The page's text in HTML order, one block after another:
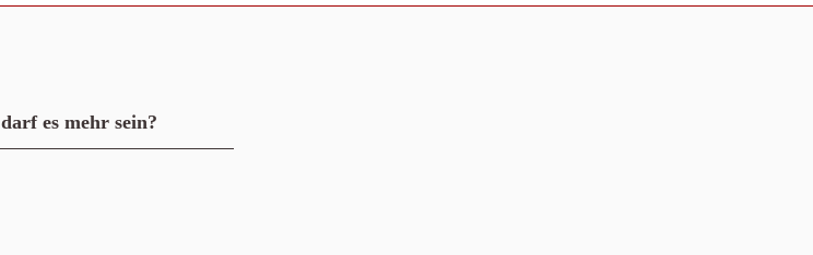
darf es mehr sein?